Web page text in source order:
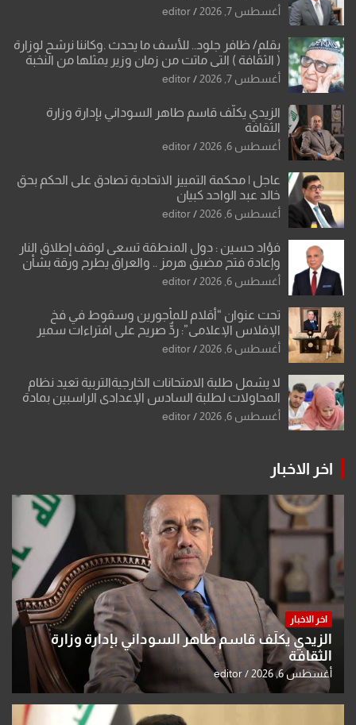
أغسطس 7, 2026 editor
بقلم/ ظافر جلود.. للأسف ما يحدث .وكاننا نرشح لوزارة
( الثقافة ) التي ماتت من زمان وزير يمثلها من النخبة
والإرث العظيم للثقافة العراقية..
أغسطس 7, 2026 editor
الزيدي يكلّف قاسم طاهر السوداني بإدارة وزارة
الثقافة
أغسطس 6, 2026 editor
عاجل | محكمة التمييز الاتحادية تصادق على الحكم بحق
خالد عبد الواحد كبيان
أغسطس 6, 2026 editor
فؤاد حسين : دول المنطقة تسعى لوقف إطلاق النار
وإعادة فتح مضيق هرمز .. والعراق يطرح ورقة بشأن
تحولات القدس
أغسطس 6, 2026 editor
تحت عنوان “أقلام للمأجورين وسقوط في فخ
الإفلاس الإعلامي”: ردٌّ صريح على افتراءات سمير
الشكرجي
أغسطس 6, 2026 editor
لا يشمل طلبة الامتحانات الخارجيةالتربية تعيد نظام
المحاولات لطلبة السادس الإعدادي الراسبين بمادة
أو مادتين
أغسطس 6, 2026 editor
اخر الاخبار
اخر الاخبار
الزيدي يكلّف قاسم طاهر السوداني بإدارة وزارة
الثقافة
أغسطس 6, 2026 editor